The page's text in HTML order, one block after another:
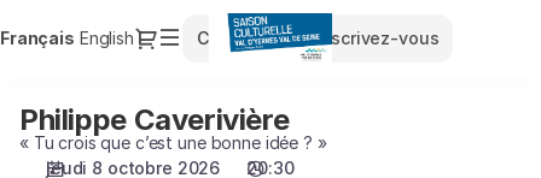
Langue
Français English Dialogue
Connexion Inscrivez-vous
de
[Philippe
Caverivière]
Philippe
Caverivière
Philippe Caverivière
« Tu crois que c’est une bonne idée ? »
jeudi 8 octobre 2026
20:30